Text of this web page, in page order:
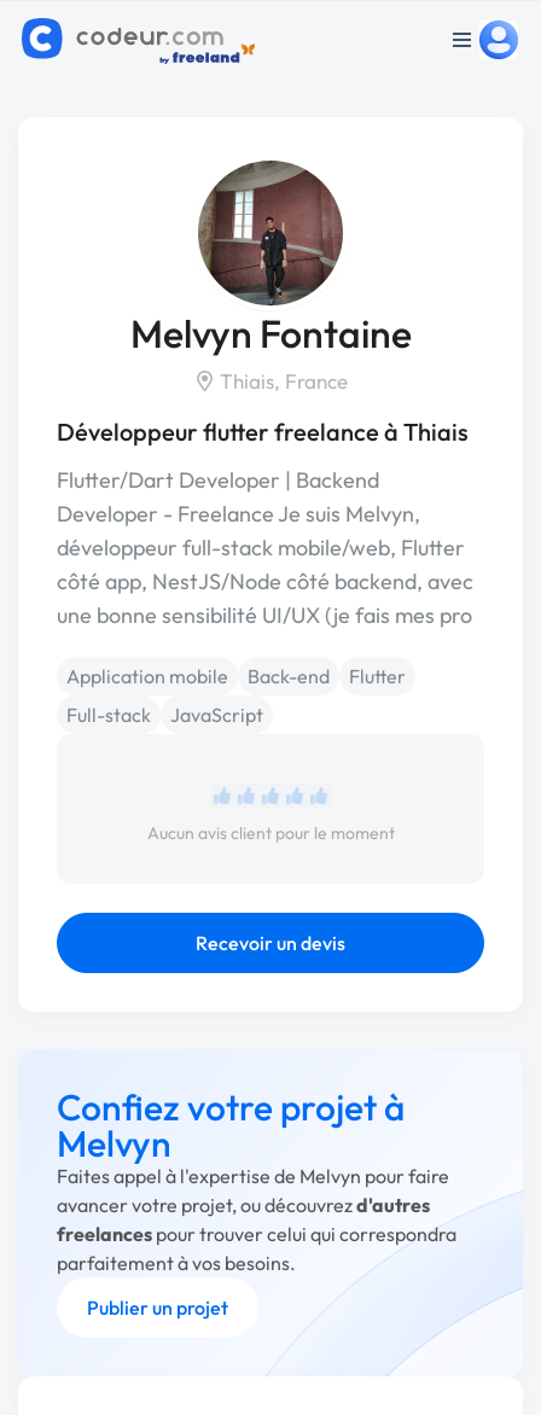
Melvyn Fontaine
Thiais, France
Développeur flutter freelance à Thiais
Flutter/Dart Developer | Backend
Developer - Freelance Je suis Melvyn,
développeur full-stack mobile/web, Flutter
côté app, NestJS/Node côté backend, avec
une bonne sensibilité UI/UX (je fais mes pro
Application mobile Back-end
Flutter
Full-stack
JavaScript
Aucun avis client pour le moment
Recevoir un devis
Confiez votre projet à
Melvyn
Faites appel à l'expertise de Melvyn pour faire
avancer votre projet, ou découvrezd'autres
freelances pour trouver celui qui correspondra
parfaitement à vos besoins.
Publier un projet